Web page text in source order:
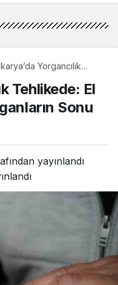
Yorgancılık
Yorganların Sonu
Tehlikede: El
Sonu
yayınlandı